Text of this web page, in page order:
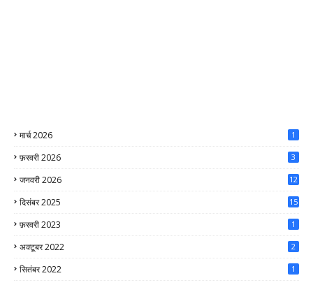
मार्च 2026 1
फ़रवरी 2026 3
जनवरी 2026 12
दिसंबर 2025 15
फ़रवरी 2023 1
अक्टूबर 2022 2
सितंबर 2022 1